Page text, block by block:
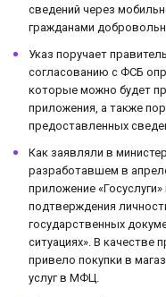
сведений через
гражданами
Указ поручает
согласованию с ФСБ
которые можно будет
приложения, а также
предоставленных
Как заявляли в
разработавшем в
приложение
подтверждения
государственных
ситуациях». В качестве
привело покупки в
услуг в МФЦ.